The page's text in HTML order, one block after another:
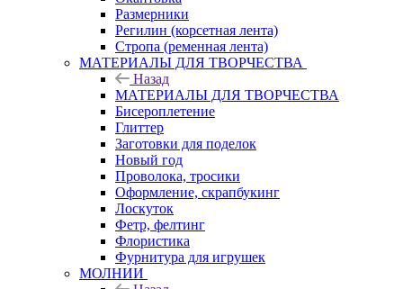
Размерники
Регилин (корсетная лента)
Стропа (ременная лента)
МАТЕРИАЛЫ ДЛЯ ТВОРЧЕСТВА
Назад
МАТЕРИАЛЫ ДЛЯ ТВОРЧЕСТВА
Бисероплетение
Глиттер
Заготовки для поделок
Новый год
Проволока, тросики
Оформление, скрапбукинг
Лоскуток
Фетр, фелтинг
Флористика
Фурнитура для игрушек
МОЛНИИ